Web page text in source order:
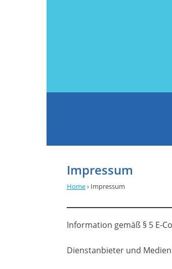
Impressum
Home› Impressum
Information gemäß § 5 E-
Dienstanbieter und